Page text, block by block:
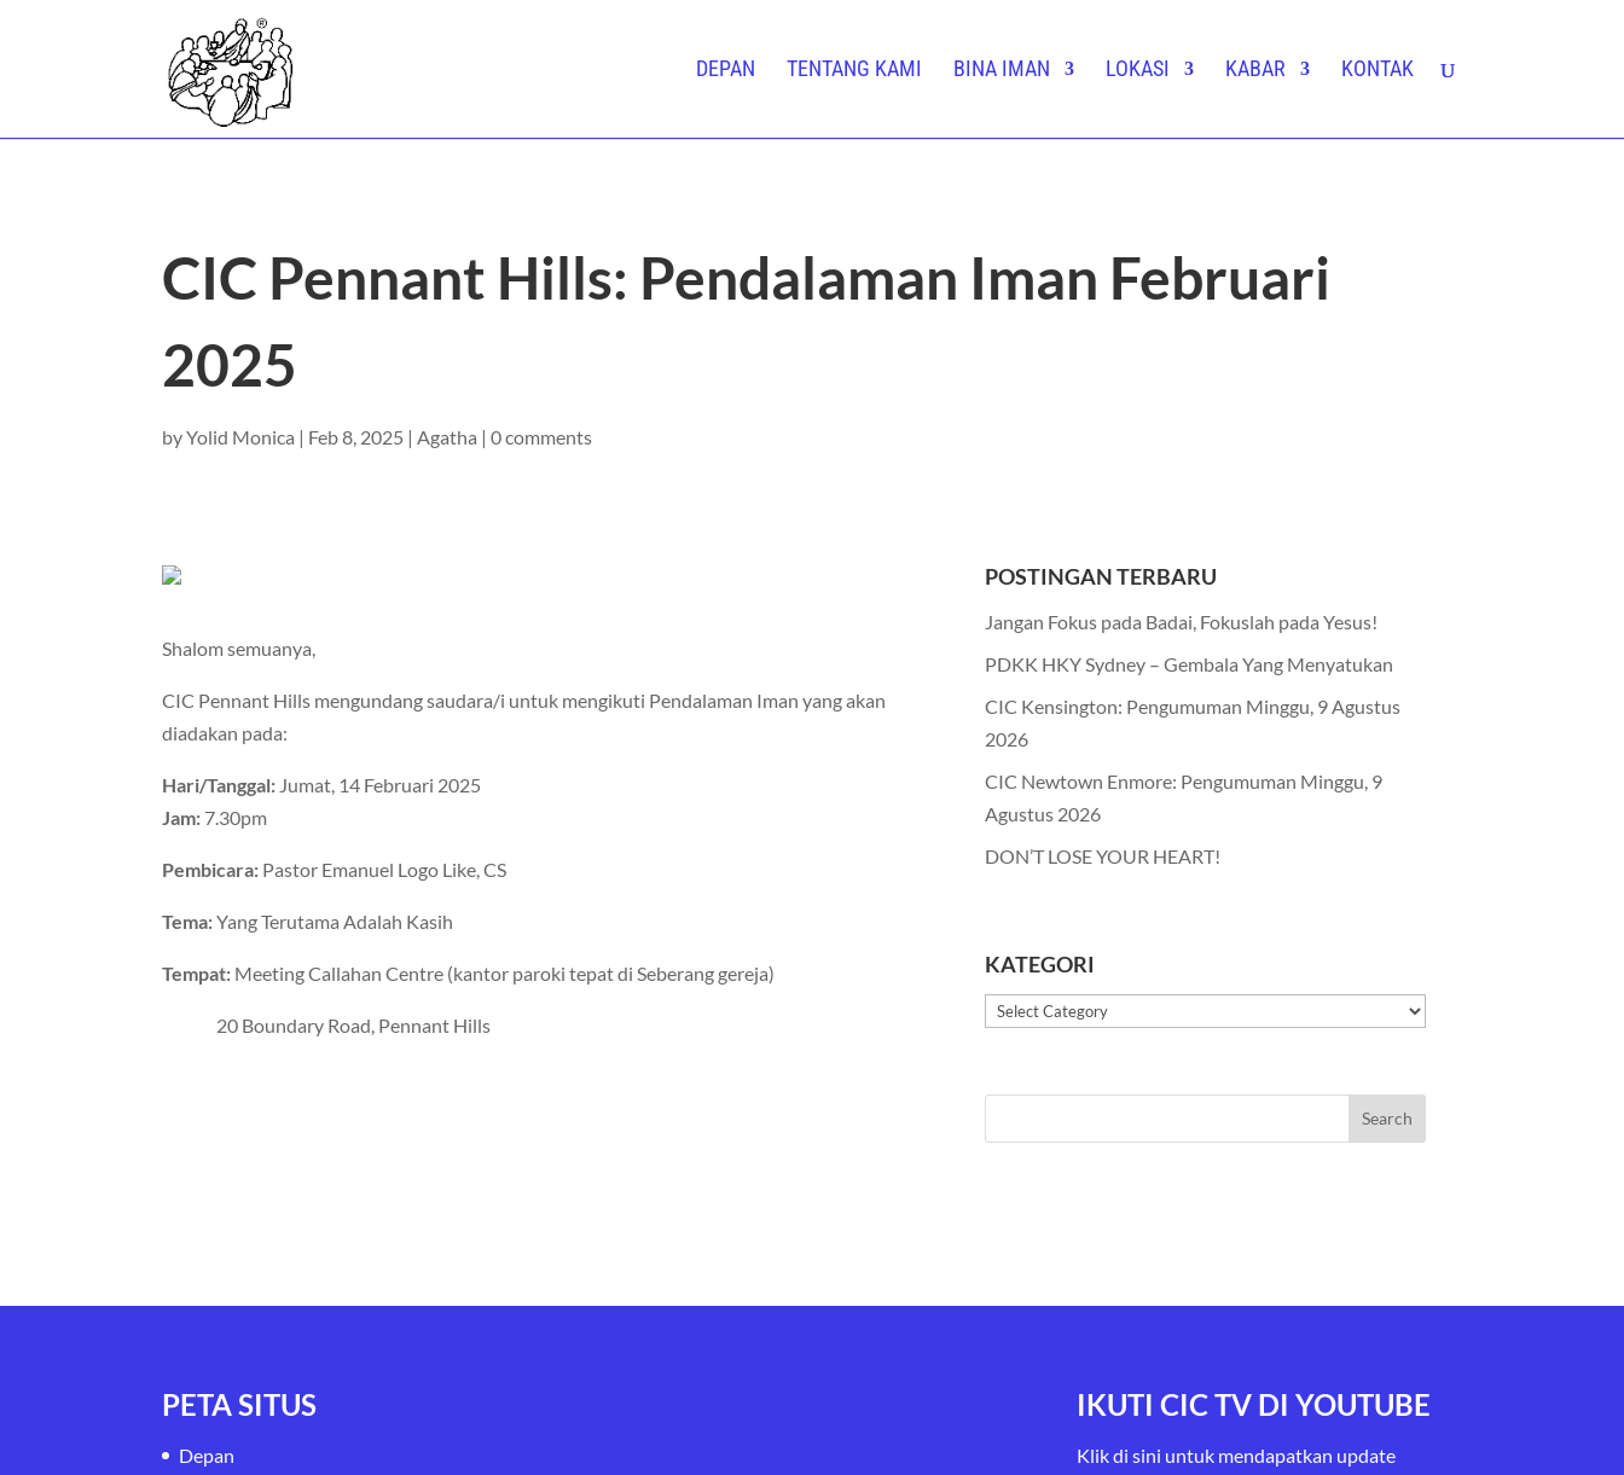
DEPAN TENTANG KAMI BINA IMAN LOKASI KABAR KONTAK
CIC Pennant Hills: Pendalaman Iman Februari
2025
byYolid Monica | Feb 8, 2025 | Agatha |0 comments
Shalom semuanya,
CIC Pennant Hills mengundang saudara/i untuk mengikuti Pendalaman Iman yang akan
diadakan pada:
Hari/Tanggal: Jumat, 14 Februari 2025
Jam: 7.30pm
Pembicara: Pastor Emanuel Logo Like, CS
Tema:Yang Terutama Adalah Kasih
Tempat: Meeting Callahan Centre (kantor paroki tepat di Seberang gereja)
20 Boundary Road, Pennant Hills
POSTINGAN TERBARU
Jangan Fokus pada Badai, Fokuslah pada Yesus!
PDKK HKY Sydney – Gembala Yang Menyatukan
CIC Kensington: Pengumuman Minggu, 9 Agustus
2026
CIC Newtown Enmore: Pengumuman Minggu, 9
Agustus 2026
DON’T LOSE YOUR HEART!
KATEGORI
Kategori
PETA SITUS
Depan
IKUTI CIC TV DI YOUTUBE
Klik di sini untuk mendapatkan update